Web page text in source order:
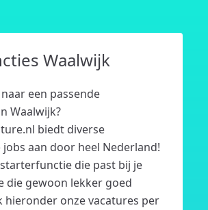
Waalwijk
een passende
Waalwijk?
biedt diverse
aan door heel Nederland!
die past bij je
die gewoon lekker goed
hieronder onze vacatures per